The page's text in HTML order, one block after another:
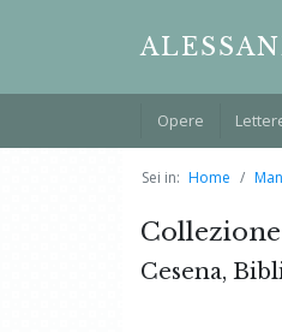
Opere
Sei in: Home
Cesena,